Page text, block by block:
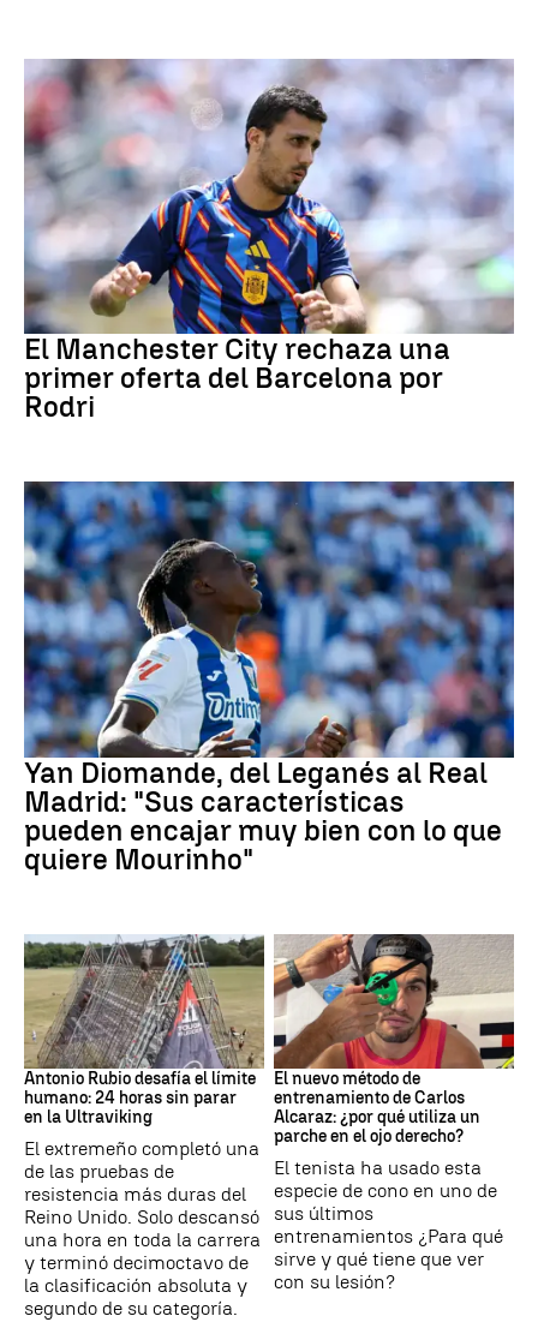
Fútbol
El Manchester City rechaza una
primer oferta del Barcelona por
Rodri
Real Madrid
Yan Diomande, del Leganés al Real
Madrid: "Sus características
pueden encajar muy bien con lo que
quiere Mourinho"
Ultraviking
Antonio Rubio desafía el límite
humano: 24 horas sin parar
en la Ultraviking
El extremeño completó una
de las pruebas de
resistencia más duras del
Reino Unido. Solo descansó
una hora en toda la carrera
y terminó decimoctavo de
la clasificación absoluta y
segundo de su categoría.
Tenis
El nuevo método de
entrenamiento de Carlos
Alcaraz: ¿por qué utiliza un
parche en el ojo derecho?
El tenista ha usado esta
especie de cono en uno de
sus últimos
entrenamientos ¿Para qué
sirve y qué tiene que ver
con su lesión?